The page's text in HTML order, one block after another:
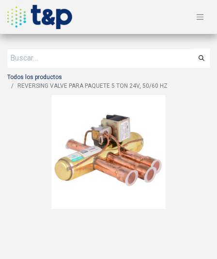
Todos los productos
REVERSING VALVE PARA PAQUETE 5 TON 24V, 50/60 HZ